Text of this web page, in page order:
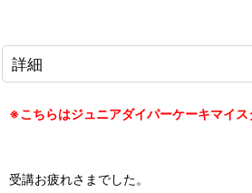
詳細
※こちらはジュニアダイパーケーキマイス
受講お疲れさまでした。